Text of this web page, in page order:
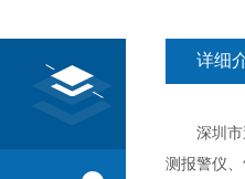
详细
深圳市逸
测报警仪